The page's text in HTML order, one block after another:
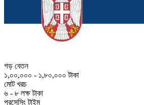
গড় বেতন
১,০০,০০০ - ১,৮০,০০০ টাকা
মোট খরচ
৬ - ৮ লক্ষ টাকা
প্রসেসিং টাইম